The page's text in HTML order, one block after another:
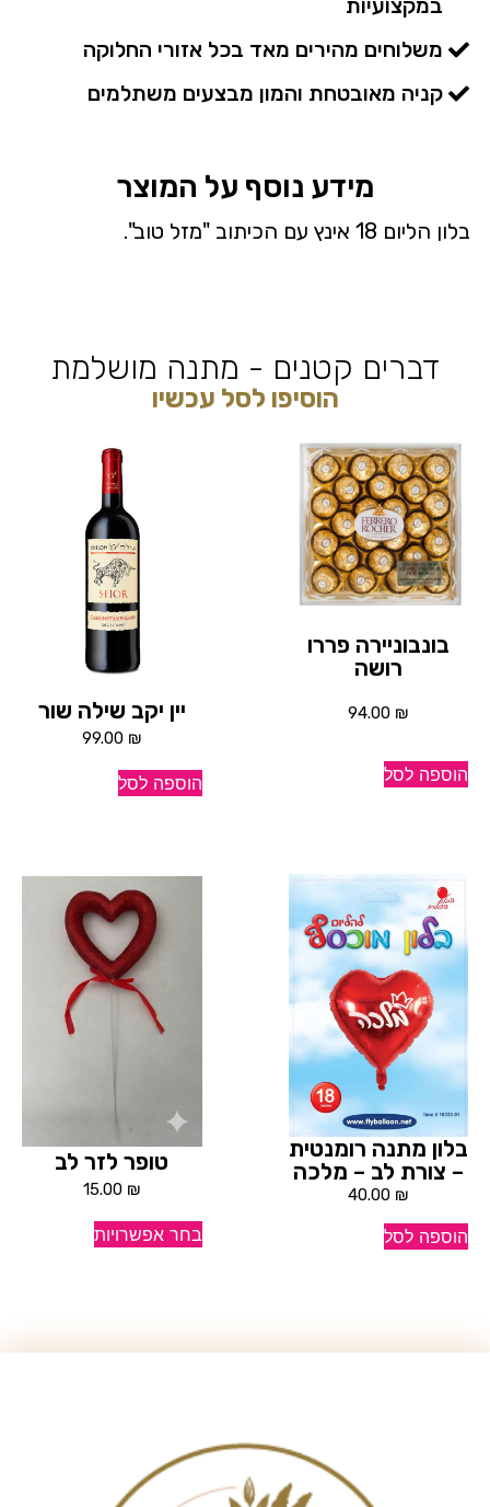
במקצועיות
משלוחים מהירים מאד בכל אזורי החלוקה
קניה מאובטחת והמון מבצעים משתלמים
מידע נוסף על המוצר
בלון הליום 18 אינץ עם הכיתוב "מזל טוב".
דברים קטנים - מתנה מושלמת
הוסיפו לסל עכשיו
בונבוניירה פררו
רושה
94.00 ₪
הוספה לסל
יין יקב שילה שור
99.00 ₪
הוספה לסל
בלון מתנה רומנטית
– צורת לב – מלכה
40.00 ₪
הוספה לסל
טופר לזר לב
15.00 ₪
בחר אפשרויות